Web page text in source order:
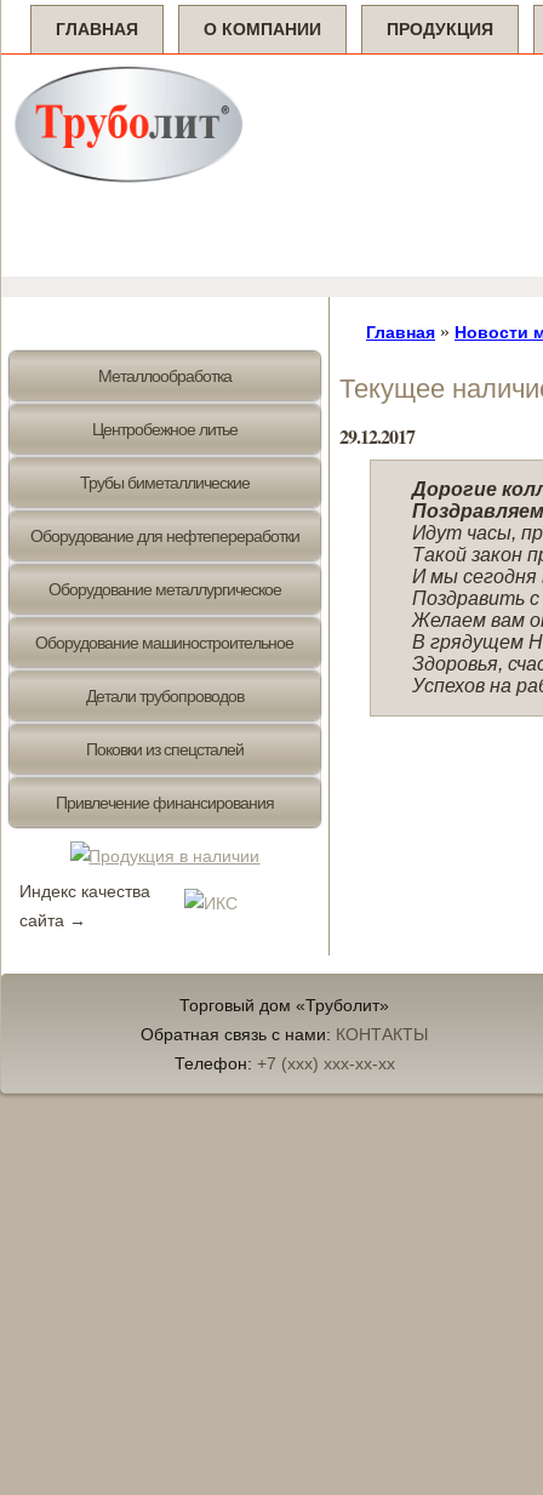
ГЛАВНАЯ О КОМПАНИИ ПРОДУКЦИЯ
Металлообработка
Центробежное литье
Трубы биметаллические
Оборудование для нефтепереработки
Оборудование металлургическое
Оборудование машиностроительное
Детали трубопроводов
Поковки из спецсталей
Привлечение финансирования
Индекс качества
сайта →
Главная » Новости
Текущее
29.12.2017
Дорогие
Идут часы,
Такой закон
И мы сегодня
Поздравить
Желаем вам
В грядущем
Здоровья,
Успехов на
Торговый дом «Труболит»
Обратная связь с нами: КОНТАКТЫ
Телефон: +7 (xxx) xxx-xx-xx